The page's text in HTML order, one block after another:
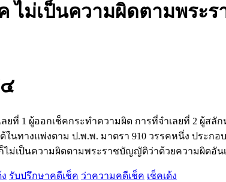
ไม่เป็นความผิดตามพร
ที่ 1 ผู้ออกเช็คกระทำความผิด การที่จำเลยที่ 2 ผู้ส
ทางแพ่งตาม ป.พ.พ. มาตรา 910 วรรคหนึ่ง ประก
ม่เป็นความผิดตามพระราชบัญญัติว่าด้วยความผิดอัน
รับปรึกษาคดีเช็ค ว่าความคดีเช็ค เช็คเด้ง